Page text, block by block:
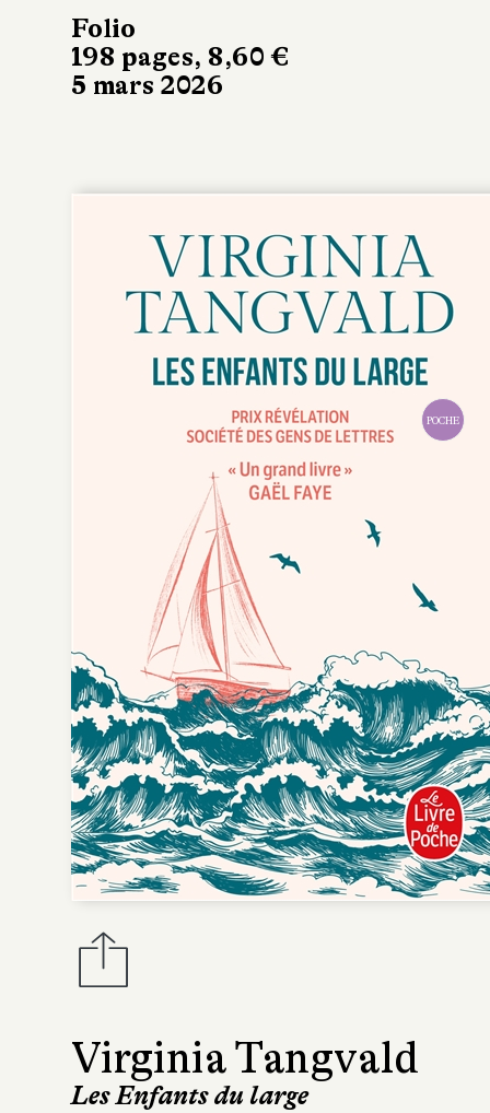
Folio
198 pages, 8,60 €
5 mars 2026
POCHE
Virginia Tangvald
Les Enfants du large